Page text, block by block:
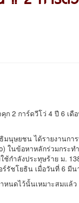
ก 2 การ์ดวีโว่ 4 ปี 6 เ
มนุษยชน ได้รายงานก
ในข้อหาหลักร่วมกระ
กำลังประทุษร้าย ม.
ร์รัชโยธิน เมื่อวันที่ 6 มี
ดไว้นั้นเหมาะสมแล้ว